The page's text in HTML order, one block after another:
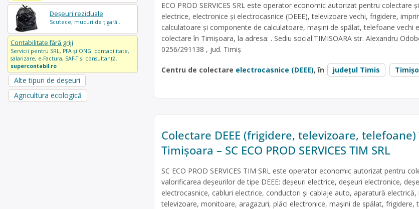
Deșeuri reziduale
Scutece, mucuri de țigară..
Contabilitate fără griji
Servicii pentru SRL, PFA și ONG: contabilitate,
salarizare, e-Factura, SAF-T și consultanță.
supercontabil.ro
Alte tipuri de deșeuri
Agricultura ecologică
ECO PROD SERVICES SRL este operator economic autorizat pentru colectare
electrice, electronice și electrocasnice (DEEE), televizoare vechi, frigidere,
calculatoare și componente de calculatoare, mașini de spălat, telefoane vechi
colectare în Timișoara, la adresa: . Sediu social:TIMISOARA str. Alexandru
0256/291138 , jud. Timiș
Centru de colectare electrocasnice (DEEE), în județul Timis
Colectare DEEE (frigidere, televizoare, telefoane)
Timișoara – SC ECO PROD SERVICES TIM SRL
SC ECO PROD SERVICES TIM SRL este operator economic autorizat pentru
valorificarea deșeurilor de tipe DEEE: deșeuri electrice, deșeuri electronice,
electrocasnice, cabluri electrice, conductori și cablaje auto, aparatură
televizoare, monitoare, aragazuri, plăci electronice, mașini de spălat, frigidere,